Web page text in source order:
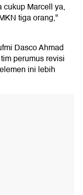
cukup Marcell ya,
tiga orang,"
Dasco Ahmad
perumus revisi
ini lebih